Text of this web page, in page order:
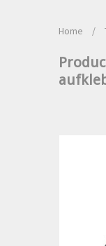
Home /